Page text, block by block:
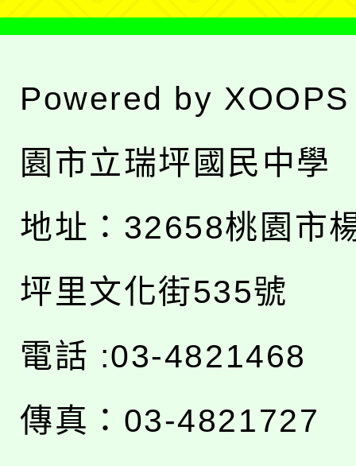
Powered by XOOPS
園市立瑞坪國民中學
地址： 32658桃園市
坪里文化街535號
電話 :03-4821468
傳真：03-4821727